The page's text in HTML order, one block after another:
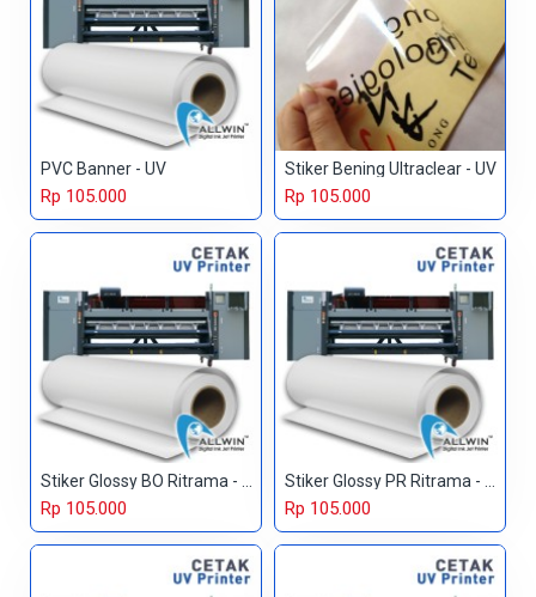
PVC Banner - UV
Rp 105.000
Stiker Bening Ultraclear - UV
Rp 105.000
Stiker Glossy BO Ritrama - UV
Rp 105.000
Stiker Glossy PR Ritrama - UV
Rp 105.000